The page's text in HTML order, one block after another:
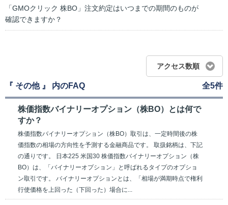
「GMOクリック 株BO」注文約定はいつまでの期間のものが
確認できますか？
アクセス数順
『 その他 』 内のFAQ 全5件
株価指数バイナリーオプション（株BO）とは何で
すか？
株価指数バイナリーオプション（株BO）取引は、一定時間後の株
価指数の相場の方向性を予測する金融商品です。 取扱銘柄は、下記
の通りです。 日本225 米国30 株価指数バイナリーオプション（株
BO）は、「バイナリーオプション」と呼ばれるタイプのオプショ
ン取引です。 バイナリーオプションとは、「相場が満期時点で権利
行使価格を上回った（下回った）場合に...